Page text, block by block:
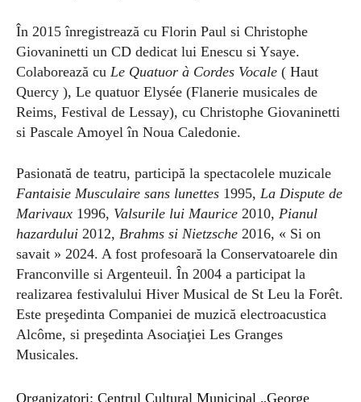
În 2015 înregistrează cu Florin Paul si Christophe
Giovaninetti un CD dedicat lui Enescu si Ysaye.
Colaborează cu Le Quatuor à Cordes Vocale ( Haut
Quercy ), Le quatuor Elysée (Flanerie musicales de
Reims, Festival de Lessay), cu Christophe Giovaninetti
si Pascale Amoyel în Noua Caledonie.
Pasionată de teatru, participă la spectacolele muzicale
Fantaisie Musculaire sans lunettes 1995, La Dispute de
Marivaux 1996, Valsurile lui Maurice 2010, Pianul
hazardului 2012, Brahms si Nietzsche 2016, « Si on
savait » 2024. A fost profesoară la Conservatoarele din
Franconville si Argenteuil. În 2004 a participat la
realizarea festivalului Hiver Musical de St Leu la Forêt.
Este preşedinta Companiei de muzică electroacustica
Alcôme, si preşedinta Asociaţiei Les Granges
Musicales.
Organizatori: Centrul Cultural Municipal „George